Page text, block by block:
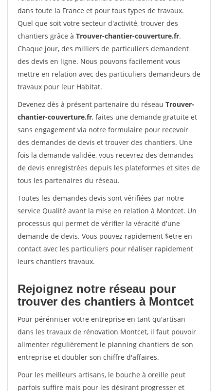
dans toute la France et pour tous types de travaux.
Quel que soit votre secteur d'activité, trouver des
chantiers grâce à Trouver-chantier-couverture.fr.
Chaque jour, des milliers de particuliers demandent
des devis en ligne. Nous pouvons facilement vous
mettre en relation avec des particuliers demandeurs de
travaux pour leur Habitat.
Devenez dès à présent partenaire du réseau Trouver-
chantier-couverture.fr, faites une demande gratuite et
sans engagement via notre formulaire pour recevoir
des demandes de devis et trouver des chantiers. Une
fois la demande validée, vous recevrez des demandes
de devis enregistrées depuis les plateformes et sites de
tous les partenaires du réseau.
Toutes les demandes devis sont vérifiées par notre
service Qualité avant la mise en relation à Montcet. Un
processus qui permet de vérifier la véracité d'une
demande de devis. Vous pouvez rapidement $etre en
contact avec les particuliers pour réaliser rapidement
leurs chantiers travaux.
Rejoignez notre réseau pour
trouver des chantiers à Montcet
Pour pérénniser votre entreprise en tant qu'artisan
dans les travaux de rénovation Montcet, il faut pouvoir
alimenter régulièrement le planning chantiers de son
entreprise et doubler son chiffre d'affaires.
Pour les meilleurs artisans, le bouche à oreille peut
parfois suffire mais pour les désirant progresser et